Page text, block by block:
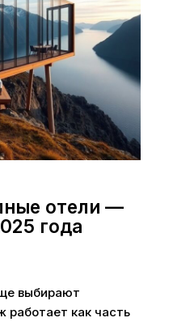
отели —
года
выбирают
работает как часть